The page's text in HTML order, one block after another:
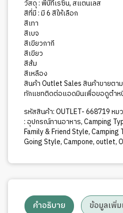
วัสดุ : พีบีทีเรซิน, สแตนเลส
สีที่มี : มี 6 สีให้เลือก
สีเทา
สีเบจ
สีเขียวกากี
สีเขียว
สีส้ม
สีเหลือง
สินค้า Outlet Sales สินค้าขายตา
ทักแชทติดต่อแอดมินเพื่อขอดูตำห
รหัสสินค้า:OUTLET- 668719หม
: อุปกรณ์ทานอาหาร,Camping
Family & Friend Style,Camping
Going Style,Campone,outlet,
คำอธิบาย ข้อมูลเพิ่